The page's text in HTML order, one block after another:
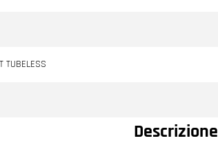
TUBELESS
Descrizione